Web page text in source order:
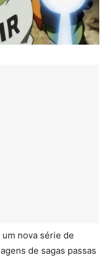
nova série de
de sagas passas